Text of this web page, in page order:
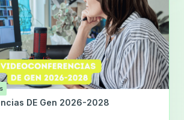
DE Gen 2026-2028